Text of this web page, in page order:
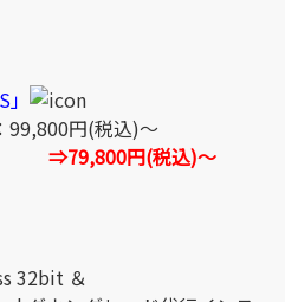
99,800円(税込)～
⇒79,800円(税込)～
32bit ＆